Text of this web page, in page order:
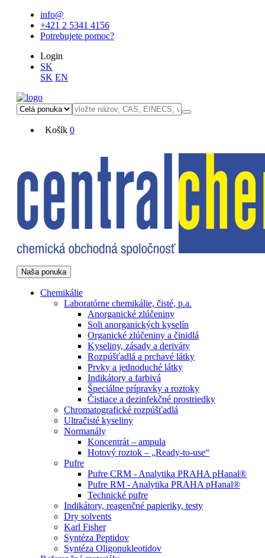
info@
+421 2 5341 4156
Potrebujete pomoc?
Login
SK
SK EN
Košík 0
Naša ponuka
Chemikálie
Laboratórne chemikálie, čisté, p.a.
Anorganické zlúčeniny
Soli anorganických kyselín
Organické zlúčeniny a činidlá
Kyseliny, zásady a deriváty
Rozpúšťadlá a prchavé látky
Prvky a jednoduché látky
Indikátory a farbivá
Špeciálne prípravky a roztoky
Čistiace a dezinfekčné prostriedky
Chromatografické rozpúšťadlá
Ultračisté kyseliny
Normanály
Koncentrát – ampula
Hotový roztok – „Ready-to-use“
Pufre
Pufre CRM - Analytika PRAHA pHanal®
Pufre RM - Analytika PRAHA pHanal®
Technické pufre
Indikátory, reagenčné papieriky, testy
Dry solvents
Karl Fisher
Syntéza Peptidov
Syntéza Oligonukleotidov